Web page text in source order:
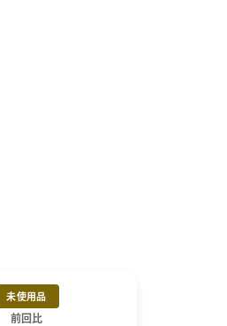
未使用品
前回比